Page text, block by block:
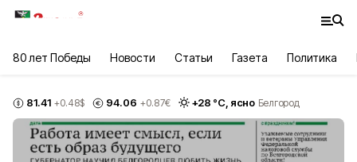
80 лет Победы Новости Статьи Газета Политика
81.41 +0.48$ 94.06 +0.87€ +28 °С, ясно Белгород